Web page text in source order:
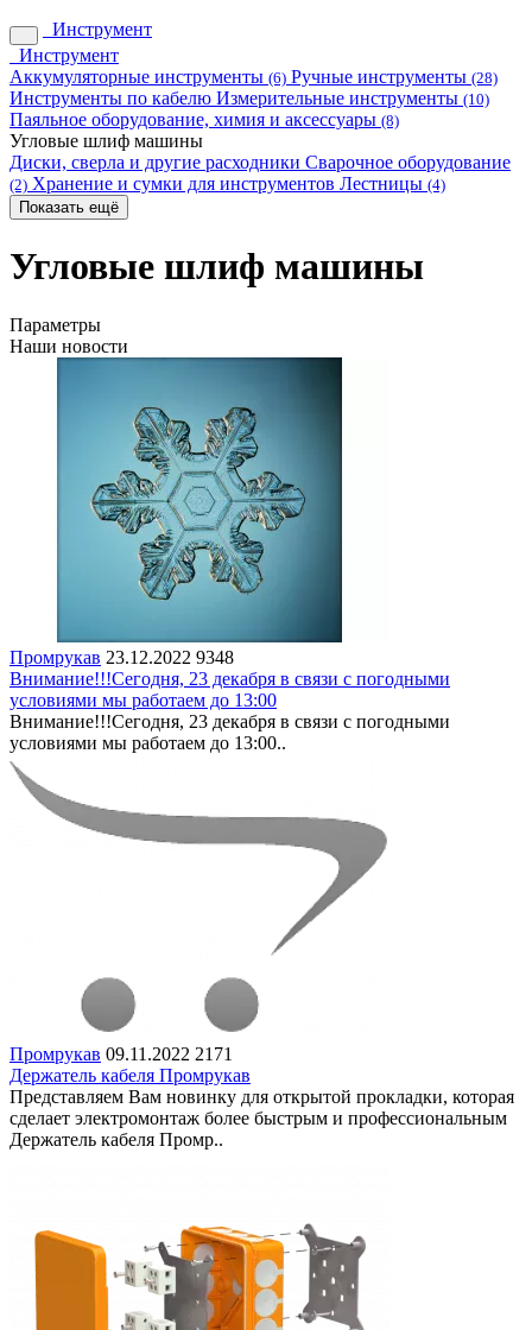
Инструмент
Инструмент
Аккумуляторные инструменты (6) Ручные инструменты (28)
Инструменты по кабелю Измерительные инструменты (10)
Паяльное оборудование, химия и аксессуары (8)
Угловые шлиф машины
Диски, сверла и другие расходники Сварочное оборудование
(2) Хранение и сумки для инструментов Лестницы (4)
Показать ещё
Угловые шлиф машины
Параметры
Наши новости
Промрукав 23.12.2022 9348
Внимание!!!Сегодня, 23 декабря в связи с погодными
условиями мы работаем до 13:00
Внимание!!!Сегодня, 23 декабря в связи с погодными
условиями мы работаем до 13:00..
Промрукав 09.11.2022 2171
Держатель кабеля Промрукав
Представляем Вам новинку для открытой прокладки, которая
сделает электромонтаж более быстрым и профессиональным
Держатель кабеля Промр..